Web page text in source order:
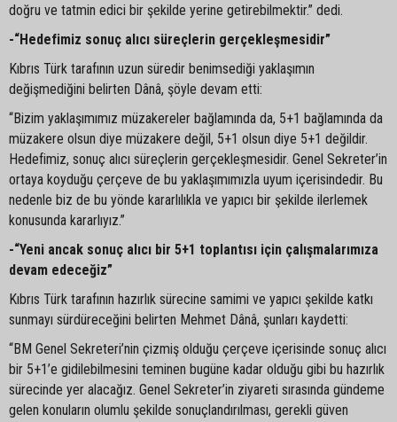
doğru ve tatmin edici bir şekilde yerine getirebilmektir.” dedi.
-“Hedefimiz sonuç alıcı süreçlerin gerçekleşmesidir”
Kıbrıs Türk tarafının uzun süredir benimsediği yaklaşımın
değişmediğini belirten Dânâ, şöyle devam etti:
“Bizim yaklaşımımız müzakereler bağlamında da, 5+1 bağlamında da
müzakere olsun diye müzakere değil, 5+1 olsun diye 5+1 değildir.
Hedefimiz, sonuç alıcı süreçlerin gerçekleşmesidir. Genel Sekreter’in
ortaya koyduğu çerçeve de bu yaklaşımımızla uyum içerisindedir. Bu
nedenle biz de bu yönde kararlılıkla ve yapıcı bir şekilde ilerlemek
konusunda kararlıyız.”
-“Yeni ancak sonuç alıcı bir 5+1 toplantısı için çalışmalarımıza
devam edeceğiz”
Kıbrıs Türk tarafının hazırlık sürecine samimi ve yapıcı şekilde katkı
sunmayı sürdüreceğini belirten Mehmet Dânâ, şunları kaydetti:
“BM Genel Sekreteri’nin çizmiş olduğu çerçeve içerisinde sonuç alıcı
bir 5+1’e gidilebilmesini teminen bugüne kadar olduğu gibi bu hazırlık
sürecinde yer alacağız. Genel Sekreter’in ziyareti sırasında gündeme
gelen konuların olumlu şekilde sonuçlandırılması, gerekli güven